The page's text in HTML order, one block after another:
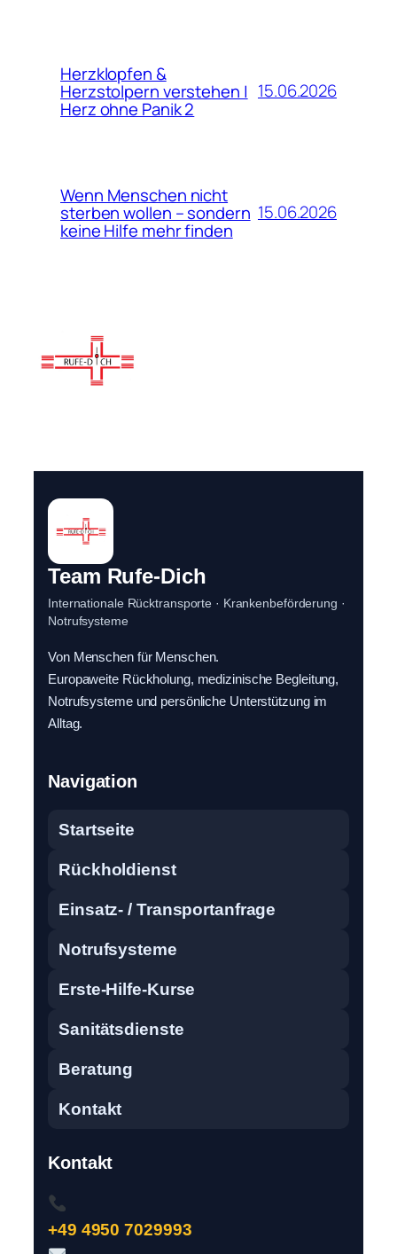
Herzklopfen &
Herzstolpern verstehen |
Herz ohne Panik 2
15.06.2026
Wenn Menschen nicht
sterben wollen – sondern
keine Hilfe mehr finden
15.06.2026
Team Rufe-Dich
Internationale Rücktransporte · Krankenbeförderung ·
Notrufsysteme
Von Menschen für Menschen.
Europaweite Rückholung, medizinische Begleitung,
Notrufsysteme und persönliche Unterstützung im
Alltag.
Navigation
Startseite
Rückholdienst
Einsatz- / Transportanfrage
Notrufsysteme
Erste-Hilfe-Kurse
Sanitätsdienste
Beratung
Kontakt
Kontakt
+49 4950 7029993